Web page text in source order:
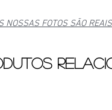
NOSSAS FOTOS SÃO